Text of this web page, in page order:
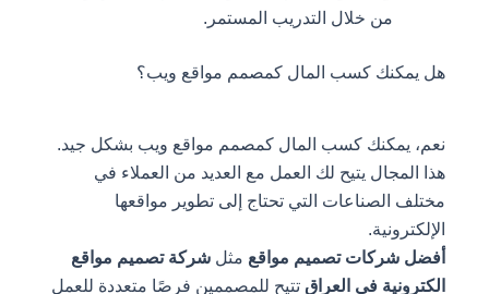
من خلال التدريب المستمر.
هل يمكنك كسب المال كمصمم مواقع ويب؟
نعم، يمكنك كسب المال كمصمم مواقع ويب بشكل جيد.
هذا المجال يتيح لك العمل مع العديد من العملاء في
مختلف الصناعات التي تحتاج إلى تطوير مواقعها
الإلكترونية.
أفضل شركات تصميم مواقع مثلشركة تصميم مواقع
الكترونية في العراق تتيح للمصممين فرصًا متعددة للعمل